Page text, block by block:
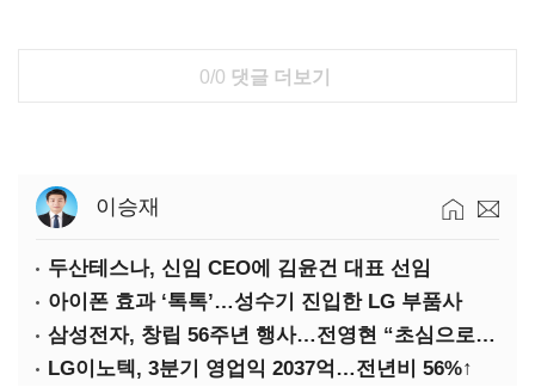
0/0 댓글 더보기
이승재
두산테스나, 신임 CEO에 김윤건 대표 선임
아이폰 효과 ‘톡톡’…성수기 진입한 LG 부품사
삼성전자, 창립 56주년 행사…전영현 “초심으로 경쟁력 회복해야”
LG이노텍, 3분기 영업익 2037억…전년비 56%↑